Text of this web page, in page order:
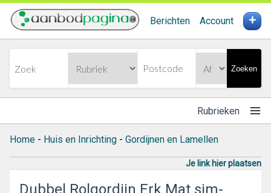
Berichten Account +
Zoeken
Rubrieken
Home - Huis en Inrichting - Gordijnen en Lamellen
Je link hier plaatsen
Dubbel Rolgordijn Erk Mat sim-